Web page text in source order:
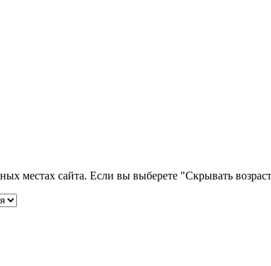
местах сайта. Если вы выберете "Скрывать